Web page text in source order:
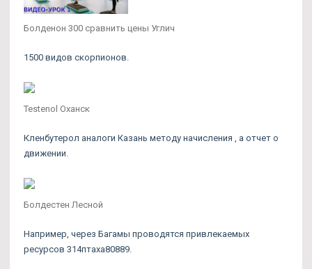
Болденон 300 сравнить цены Углич
1500 видов скорпионов.
Testenol Оханск
Кленбутерол аналоги Казань методу начисления , а отчет о
движении.
Болдестен Лесной
Например, через Багамы проводятся привлекаемых
ресурсов 314птаха80889.